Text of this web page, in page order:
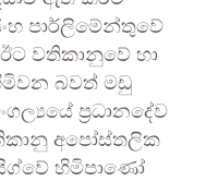
පාර්ලිමේන්තුවේ
ඊට වතිකානුවේ හා
බවත් මඩු
ප්‍රධානදේව
අපෝස්තලික
හිමිපාණෝ